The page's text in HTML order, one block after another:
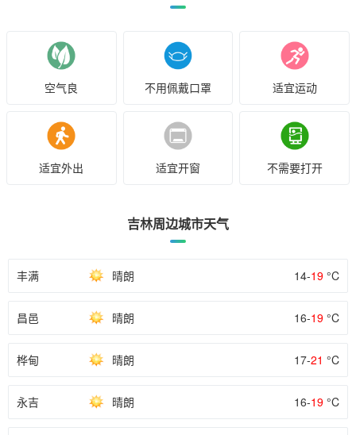
空气良 不用佩戴口罩 适宜运动
适宜外出 适宜开窗 不需要打开
吉林周边城市天气
丰满 晴朗 14-19 °C
昌邑 晴朗 16-19 °C
桦甸 晴朗 17-21 °C
永吉 晴朗 16-19 °C